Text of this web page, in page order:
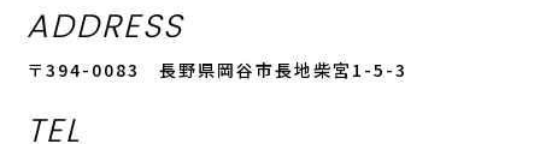
ADDRESS
〒394-0083 長野県岡谷市長地柴宮1-5-3
TEL